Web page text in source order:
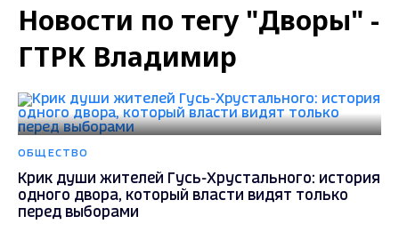
Новости по тегу "Дворы" -
ГТРК Владимир
ОБЩЕСТВО
Крик души жителей Гусь-Хрустального: история
одного двора, который власти видят только
перед выборами